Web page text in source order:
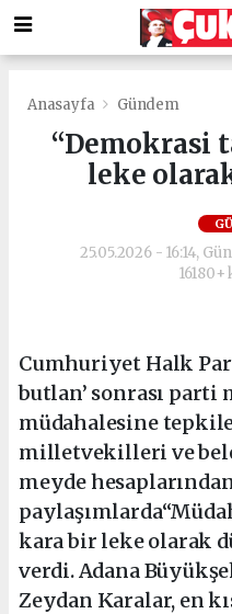
Anasayfa Gündem
“Demokrasi
leke
25.05.2026 - 16:14,
Cumhuriyet Halk
butlan’ sonrası
müdahalesine
milletvekilleri ve
meyde
kara bir leke olarak
verdi. Adana
Zeydan Karalar, en